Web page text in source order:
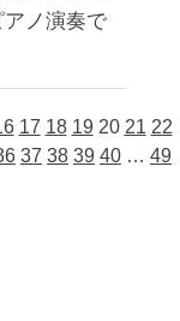
ノ演奏で
17 18 19 20 21 22
37 38 39 40 … 49